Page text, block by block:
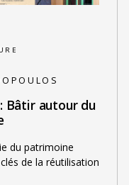
Bâtir autour du
du patrimoine
de la réutilisation